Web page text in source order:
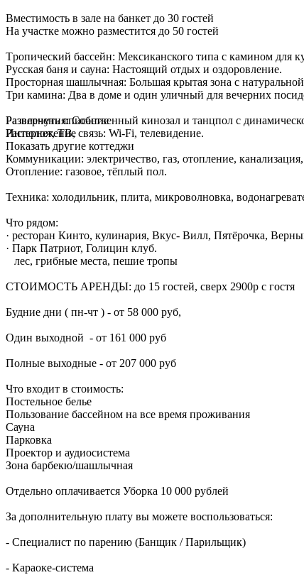
Вместимость в зале на банкет до 30 гостей
На участке можно разместится до 50 гостей
Тpoпический баccейн: Mекcиканского типа с камином для
Русская баня и сауна: Настоящий отдых и оздоровление.
Просторная шашлычная: Большая крытая зона с
Три камина: Два в доме и один уличный для вечерних
Развлечения: Собственный кинозал и танцпол с
Интернет, ТВ, связь: Wi-Fi, телевидение.
Коммуникации: электричество, газ, отопление, канализация,
Отопление: газовое, тёплый пол.
Техника: холодильник, плита, микроволновка,
Что рядом:
· ресторан Кинто, кулинария, Вкус- Вилл, Пятёрочка,
· Парк Патриот, Голицин клуб.
лес, грибные места, пешие тропы
СТОИМОСТЬ АРЕНДЫ: до 15 гостей, сверх 2900р с гостя
Будние дни ( пн-чт ) - от 58 000 руб,
Один выходной - от 161 000 руб
Полные выходные - от 207 000 руб
Что входит в стоимость:
Постельное белье
Пользование бассейном на все время проживания
Сауна
Парковка
Проектор и аудиосистема
Зона барбекю/шашлычная
Отдельно оплачивается Уборка 10 000 рублей
За дополнительную плату вы можете воспользоваться:
- Специалист по парению (Банщик / Парильщик)
- Караоке-система
Развернуть описание
Расположение
Показать другие коттеджи